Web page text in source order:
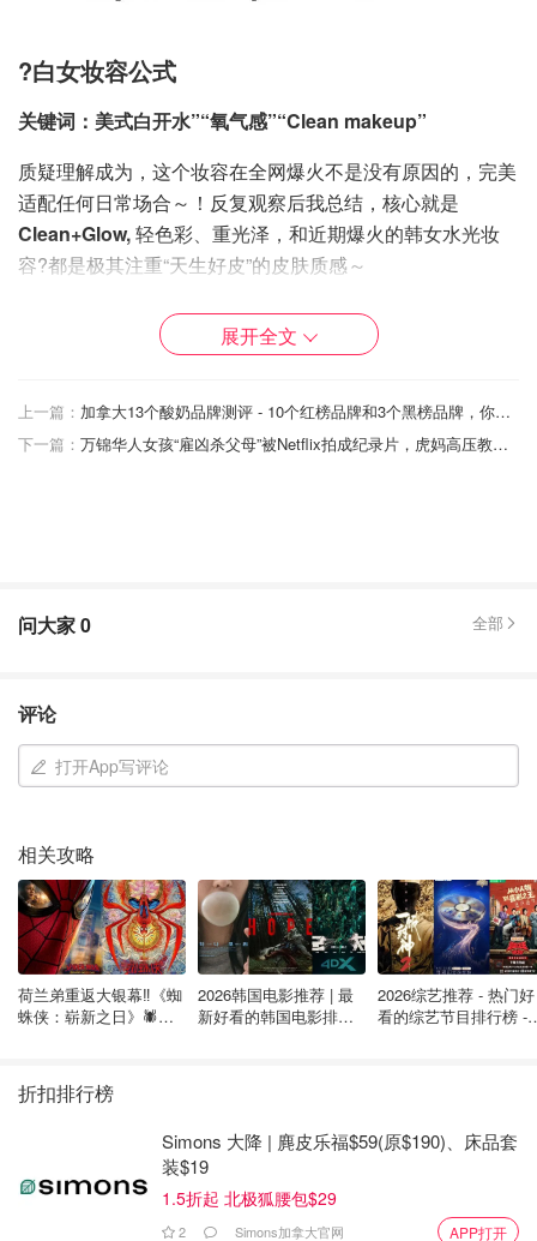
?白女妆容公式
关键词：美式白开水”“氧气感”“Clean makeup”
质疑理解成为，这个妆容在全网爆火不是没有原因的，完美
适配任何日常场合～！反复观察后我总结，核心就是
Clean+Glow,轻色彩、重光泽，和近期爆火的韩女水光妆
容?都是极其注重“天生好皮”的皮肤质感～
敲黑板！新手想要画出又仙又美的精髓一定要注意以下4要
光泽感底妆（不能卡粉❌）
展开全文
上一篇：
加拿大13个酸奶品牌测评 - 10个红榜品牌和3个黑榜品牌，你最好的酸奶又是哪个呢？
下一篇：
万锦华人女孩“雇凶杀父母”被Netflix拍成纪录片，虎妈高压教育成丢命原因！
问大家0 全部
评论
打开App写评论
相关攻略
荷兰弟重返大银幕‼️《蜘
蛛侠：崭新之日》🕷️北
2026韩国电影推荐 | 最
新好看的韩国电影排行
2026综艺推荐 - 热门好
看的综艺节目排行榜 -
折扣排行榜
Simons 大降 | 麂皮乐福$59(原$190)、床品套
装$19
1.5折起 北极狐腰包$29
2 Simons加拿大官网 APP打开